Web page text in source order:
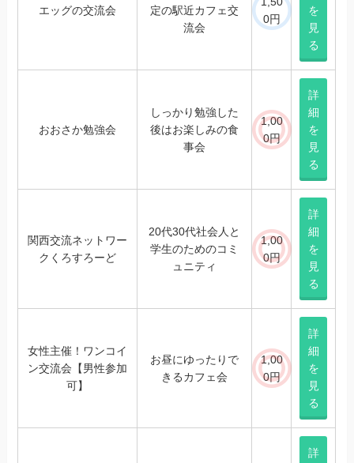
エッグの交流会
定の駅近カフェ交
流会
0円
を
見
る
おおさか勉強会
しっかり勉強した
後はお楽しみの食
事会
1,00
0円
詳
細
を
見
る
関西交流ネットワー
クくろすろーど
20代30代社会人と
学生のためのコミ
ュニティ
1,00
0円
詳
細
を
見
る
女性主催！ワンコイ
ン交流会【男性参加
可】
お昼にゆったりで
きるカフェ会
1,00
0円
詳
細
を
見
る
詳